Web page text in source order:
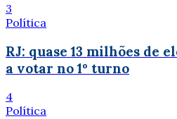
3
Política
RJ: quase 13 milhões de
a votar no 1º turno
4
Política